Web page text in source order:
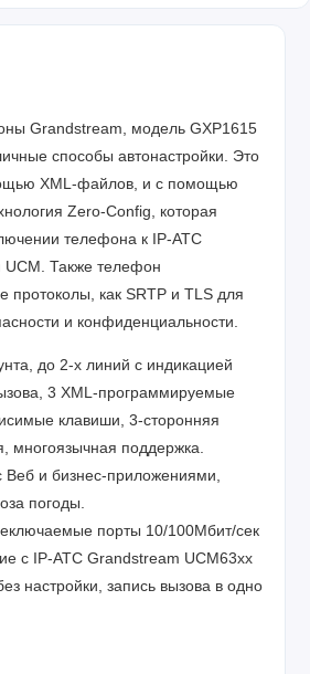
Grandstream, модель GXP1615
способы автонастройки. Это
XML-файлов, и с помощью
Zero-Config, которая
телефона к IP-АТС
Также телефон
протоколы, как SRTP и TLS для
и конфиденциальности.
до 2-х линий с индикацией
3 XML-программируемые
клавиши, 3-сторонняя
многоязычная поддержка.
Веб и бизнес-приложениями,
погоды.
порты 10/100Мбит/сек
с IP-АТС Grandstream UCM63xx
настройки, запись вызова в одно
динамик с продвинутым